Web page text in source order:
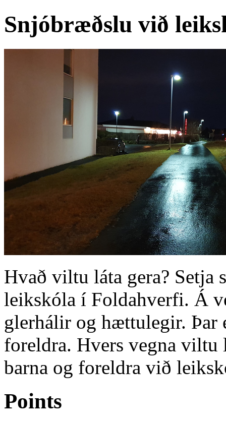
Snjóbræðslu við
Hvað viltu láta gera?
leikskóla í Foldahverfi. Á
glerhálir og hættulegir. Þar
foreldra. Hvers vegna viltu
barna og foreldra við
Points